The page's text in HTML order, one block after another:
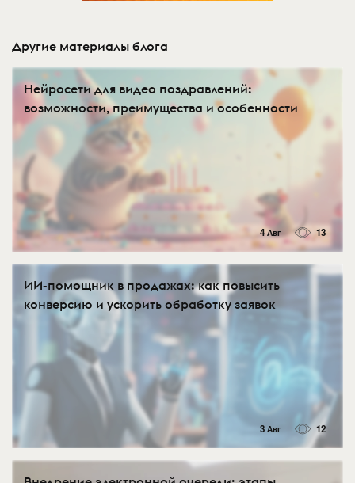
Другие материалы блога
Нейросети для видео поздравлений:
возможности, преимущества и особенности
4 Авг 13
ИИ-помощник в продажах: как повысить
конверсию и ускорить обработку заявок
3 Авг 12